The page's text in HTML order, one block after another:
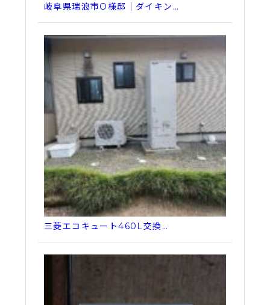
岐阜県瑞浪市O様邸｜ダイキン…
三菱エコキュート460L交換…